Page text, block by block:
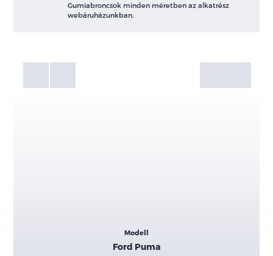
Gumiabroncsok minden méretben az alkatrész
webáruházunkban.
Galéria
Modell
Ford Puma